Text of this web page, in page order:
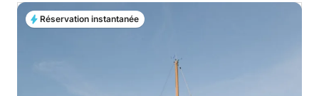
Réservation instantanée